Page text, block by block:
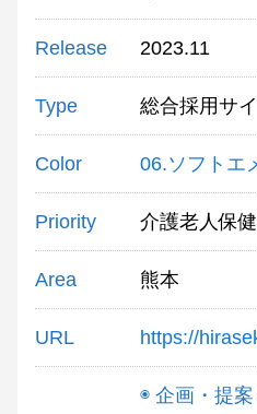
Release 2023.11
Type 総合採用サ
Color 06.ソフトエ
Priority 介護老人保
Area 熊本
URL https://
◉ 企画・提